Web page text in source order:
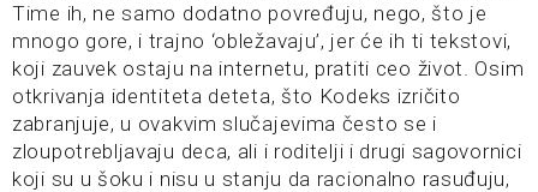
Time ih, ne samo dodatno povređuju, nego, što je
mnogo gore, i trajno ‘obležavaju’, jer će ih ti tekstovi,
koji zauvek ostaju na internetu, pratiti ceo život. Osim
otkrivanja identiteta deteta, što Kodeks izričito
zabranjuje, u ovakvim slučajevima često se i
zloupotrebljavaju deca, ali i roditelji i drugi sagovornici
koji su u šoku i nisu u stanju da racionalno rasuđuju,